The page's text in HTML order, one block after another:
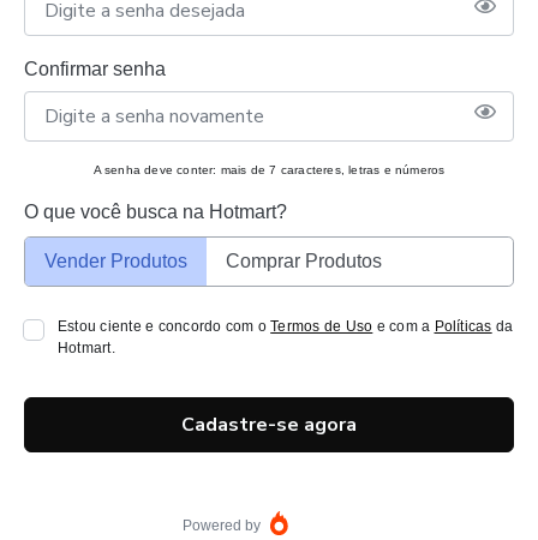
Confirmar senha
A senha deve conter: mais de 7 caracteres, letras e números
O que você busca na Hotmart?
Vender Produtos Comprar Produtos
Estou ciente e concordo com oTermos de Uso e com a Políticas da
Hotmart.
Cadastre-se agora
Powered by